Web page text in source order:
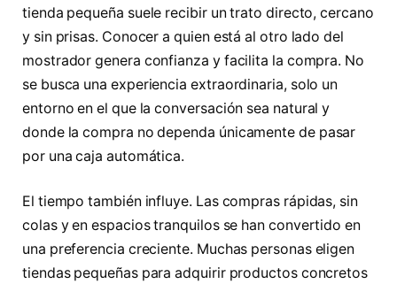
tienda pequeña suele recibir un trato directo, cercano
y sin prisas. Conocer a quien está al otro lado del
mostrador genera confianza y facilita la compra. No
se busca una experiencia extraordinaria, solo un
entorno en el que la conversación sea natural y
donde la compra no dependa únicamente de pasar
por una caja automática.
El tiempo también influye. Las compras rápidas, sin
colas y en espacios tranquilos se han convertido en
una preferencia creciente. Muchas personas eligen
tiendas pequeñas para adquirir productos concretos